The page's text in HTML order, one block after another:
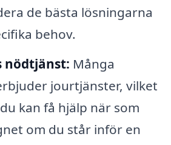
de bästa lösningarna
behov.
nödtjänst: Många
jourtjänster, vilket
kan få hjälp när som
om du står inför en